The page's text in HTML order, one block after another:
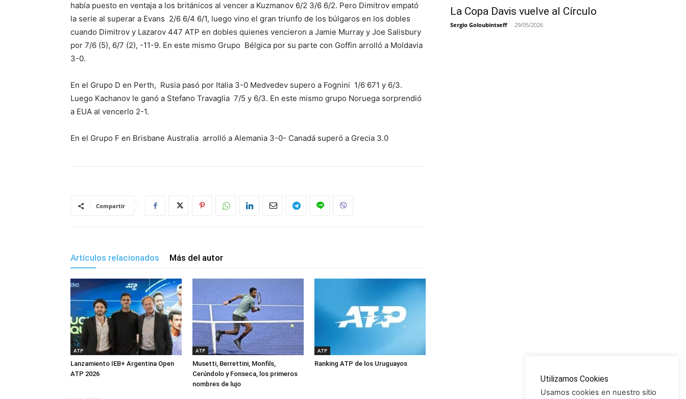
había puesto en ventaja a los británicos al vencer a Kuzmanov 6/2 3/6 6/2. Pero Dimitrov empató
la serie al superar a Evans 2/6 6/4 6/1, luego vino el gran triunfo de los búlgaros en los dobles
cuando Dimitrov y Lazarov 447 ATP en dobles quienes vencieron a Jamie Murray y Joe Salisbury
por 7/6 (5), 6/7 (2), -11-9. En este mismo Grupo Bélgica por su parte con Goffin arrolló a Moldavia
3-0.
En el Grupo D en Perth, Rusia pasó por Italia 3-0 Medvedev supero a Fognini 1/6 671 y 6/3.
Luego Kachanov le ganó a Stefano Travaglia 7/5 y 6/3. En este mismo grupo Noruega sorprendió
a EUA al vencerlo 2-1.
En el Grupo F en Brisbane Australia arrolló a Alemania 3-0- Canadá superó a Grecia 3.0
Compartir
Artículos relacionados Más del autor
ATP
Lanzamiento IEB+ Argentina Open
ATP 2026
ATP
Musetti, Berrettini, Monfils,
Cerúndolo y Fonseca, los primeros
nombres de lujo
ATP
Ranking ATP de los Uruguayos
La Copa Davis vuelve al Círculo
Sergio Goloubintseff - 29/05/2026
Utilizamos Cookies
Usamos cookies en nuestro sitio